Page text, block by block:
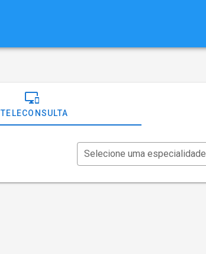
TELECONSULTA
Selecione uma especialidade